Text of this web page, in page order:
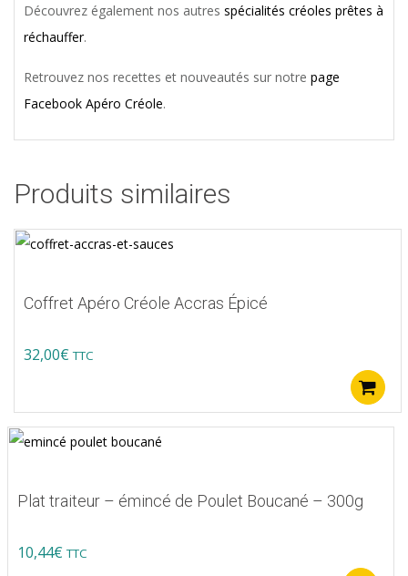
Découvrez également nos autres spécialités créoles prêtes à
réchauffer.
Retrouvez nos recettes et nouveautés sur notre page
Facebook Apéro Créole.
Produits similaires
Coffret Apéro Créole Accras Épicé
32,00€ TTC
Plat traiteur – émincé de Poulet Boucané – 300g
10,44€ TTC